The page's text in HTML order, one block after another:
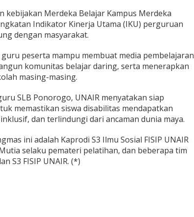
kebijakan Merdeka Belajar Kampus Merdeka
Indikator Kinerja Utama (IKU) perguruan
dengan masyarakat.
peserta mampu membuat media pembelajaran
komunitas belajar daring, serta menerapkan
masing-masing.
SLB Ponorogo, UNAIR menyatakan siap
memastikan siswa disabilitas mendapatkan
dan terlindungi dari ancaman dunia maya.
ini adalah Kaprodi S3 Ilmu Sosial FISIP UNAIR
selaku pemateri pelatihan, dan beberapa tim
S3 FISIP UNAIR. (*)